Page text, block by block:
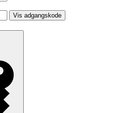
Vis adgangskode